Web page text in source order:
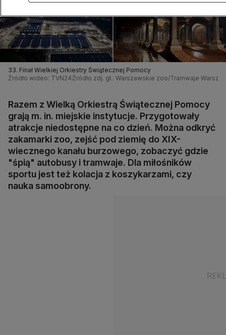
33. Finał Wielkiej Orkiestry Świątecznej Pomocy
Źródło wideo: TVN24 Źródło zdj. gł.: Warszawskie zoo/Tramwaje
Razem z Wielką Orkiestrą Świątecznej Pomocy
grają m. in. miejskie instytucje. Przygotowały
atrakcje niedostępne na co dzień. Można odkryć
zakamarki zoo, zejść pod ziemię do XIX-
wiecznego kanału burzowego, zobaczyć gdzie
"śpią" autobusy i tramwaje. Dla miłośników
sportu jest też kolacja z koszykarzami, czy
nauka samoobrony.